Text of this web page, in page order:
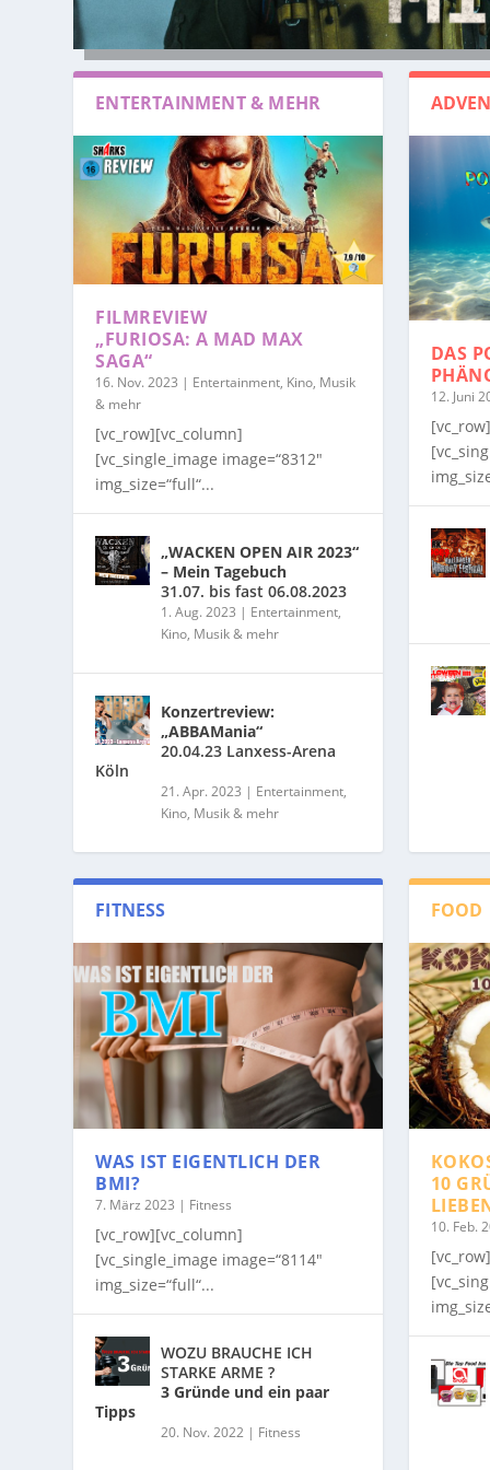
ENTERTAINMENT & MEHR
FILMREVIEW
„FURIOSA: A MAD MAX
SAGA“
16. Nov. 2023 | Entertainment, Kino, Musik
& mehr
[vc_row][vc_column]
[vc_single_image image=“8312″
img_size=“full“...
„WACKEN OPEN AIR 2023“
– Mein Tagebuch
31.07. bis fast 06.08.2023
1. Aug. 2023 | Entertainment,
Kino, Musik & mehr
Konzertreview:
„ABBAMania“
20.04.23 Lanxess-Arena
Köln
21. Apr. 2023 | Entertainment,
Kino, Musik & mehr
DAS
12. Juni
FITNESS
WAS IST EIGENTLICH DER
BMI?
7. März 2023 | Fitness
[vc_row][vc_column]
[vc_single_image image=“8114″
img_size=“full“...
WOZU BRAUCHE ICH
STARKE ARME ?
3 Gründe und ein paar
Tipps
20. Nov. 2022 | Fitness
FOOD
10
10. Feb.